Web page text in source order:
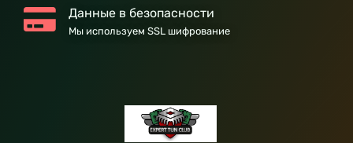
Данные в безопасности
Мы используем SSL шифрование